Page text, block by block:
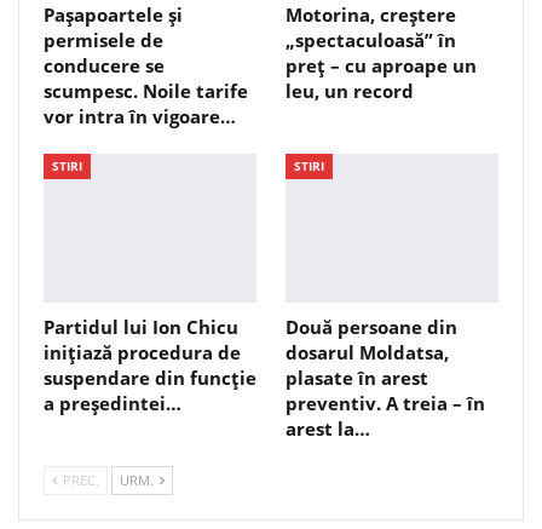
Pașapoartele și
permisele de
conducere se
scumpesc. Noile tarife
vor intra în vigoare…
Motorina, creștere
„spectaculoasă” în
preț – cu aproape un
leu, un record
STIRI
Partidul lui Ion Chicu
inițiază procedura de
suspendare din funcție
a președintei…
STIRI
Două persoane din
dosarul Moldatsa,
plasate în arest
preventiv. A treia – în
arest la…
PREC. URM.